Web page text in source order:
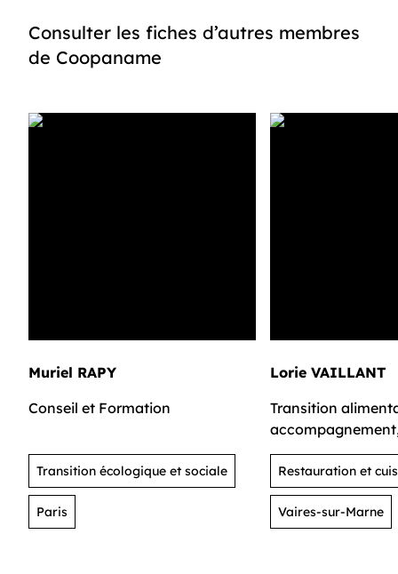
Consulter les fiches d’autres membres
de Coopaname
Muriel RAPY
Conseil et Formation
Transition écologique et sociale
Paris
Lorie VAILLANT
Transition
cuisine
Restauration et
Vaires-sur-Marne